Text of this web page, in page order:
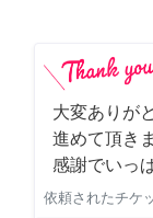
大変ありが
進めて頂き
感謝でいっ
依頼されたチケ